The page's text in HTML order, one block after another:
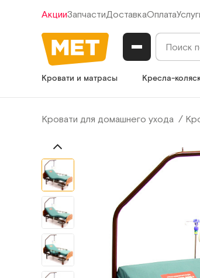
АкцииЗапчастиДоставкаОплата
Кровати и матрасы Кресла-
Кровати для домашнего ухода